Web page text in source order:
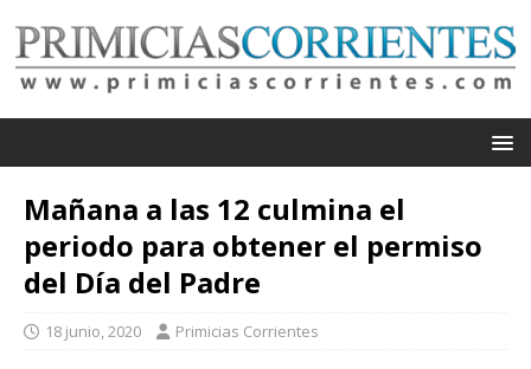
Mañana a las 12 culmina el
periodo para obtener el permiso
del Día del Padre
18 junio, 2020 Primicias Corrientes